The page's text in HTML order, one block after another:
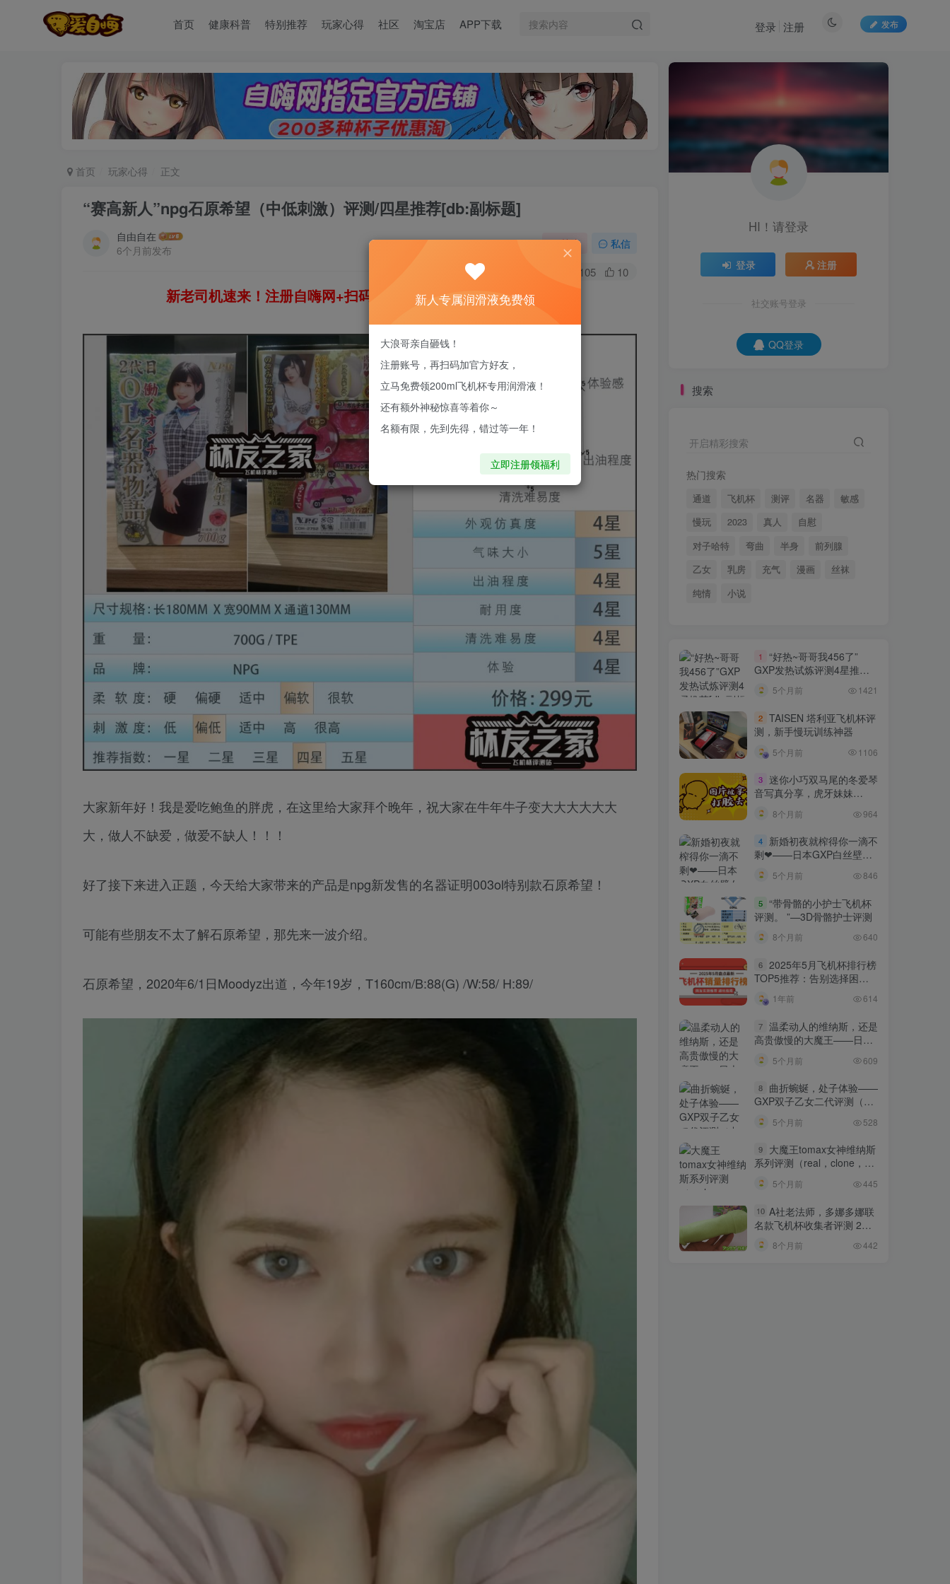
首页 健康科普 特别推荐 玩家心得 社区 淘宝店 APP下载 发布
登录 注册
首页 玩家心得 正文
“赛高新人”npg石原希望（中低刺激）评测/四星推荐[db:副标题]
自由自在
6个月前发布
关注 私信
105 10
新老司机速来！注册自嗨网+扫码加好友，即送200ml润滑液→
大家新年好！我是爱吃鲍鱼的胖虎，在这里给大家拜个晚年，祝大家在牛年牛子变大大大大大大
大，做人不缺爱，做爱不缺人！！！
好了接下来进入正题，今天给大家带来的产品是npg新发售的名器证明003ol特别款石原希望！
可能有些朋友不太了解石原希望，那先来一波介绍。
石原希望，2020年6/1日Moodyz出道，今年19岁，T160cm/B:88(G) /W:58/ H:89/
HI！请登录
登录 注册
社交账号登录
QQ登录
搜索
开启精彩搜索
热门搜索
通道 飞机杯 测评 名器
敏感
慢玩
2023 真人
自慰
对子哈特
弯曲 半身
前列腺
乙女
乳房 充气 漫画
丝袜
纯情
小说
1
“好热~哥哥我456了”
GXP发热试炼评测4星推荐
5个月前 1421
2 TAISEN 塔利亚飞机杯评
测，新手慢玩训练神器
5个月前 1106
3 迷你小巧双马尾的冬爱琴
音写真分享，虎牙妹妹
YYDS!
8个月前 964
4
新婚初夜就榨得你一滴不
剩❤——日本GXP白丝壁女
测评 五星推荐[db:副标题]
5个月前 846
5 “带骨骼的小护士飞机杯
评测。 ”—3D骨骼护士评测
8个月前 640
6 2025年5月飞机杯排行榜
TOP5推荐：告别选择困
1年前 614
7 温柔动人的维纳斯，还是
高贵傲慢的大魔王——日本
器测评 四星推荐[db:副标题]
5个月前 609
8
曲折蜿蜒，处子体验——
GXP双子乙女二代评测（中
高刺激）四星推荐[db:副标
题]
5个月前 528
9
大魔王tomax女神维纳斯
系列评测（real，clone，
cross）[db:副标题]
5个月前 445
10 A社老法师，多娜多娜联
名款飞机杯收集者评测 2
——除了情怀也有亮点
8个月前 442
新人专属润滑液免费领
大浪哥亲自砸钱！
注册账号，再扫码加官方好友，
立马免费领200ml飞机杯专用润滑液！
还有额外神秘惊喜等着你～
名额有限，先到先得，错过等一年！
立即注册领福利